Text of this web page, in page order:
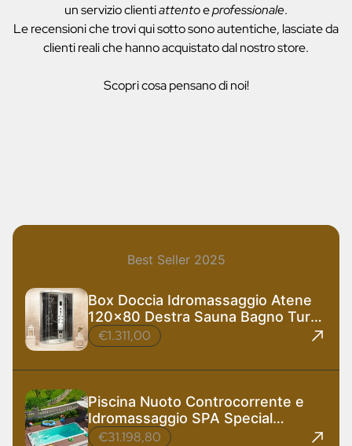
un servizio clientiattentoeprofessionale.
Le recensioni che trovi qui sotto sono autentiche, lasciate da
clienti reali che hanno acquistato dal nostro store.
Scopri cosa pensano di noi!
Best Seller 2025
Box Doccia Idromassaggio Atene
120x80 Destra Sauna Bagno Turco
e Ozono
€1.311,00
Piscina Nuoto Controcorrente e
Idromassaggio SPA Special
585x220 cm
€31.198,80